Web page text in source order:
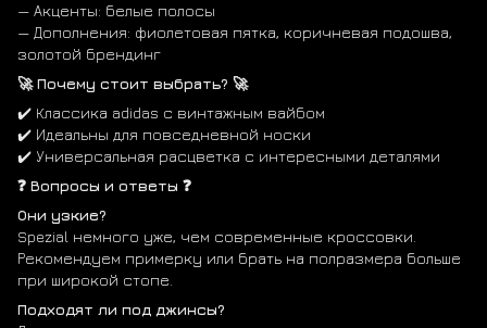
— Акценты: белые полосы
— Дополнения: фиолетовая пятка, коричневая подошва,
золотой брендинг
🚀 Почему стоит выбрать? 🚀
✔️ Классика adidas с винтажным вайбом
✔️ Идеальны для повседневной носки
✔️ Универсальная расцветка с интересными деталями
❓ Вопросы и ответы ❓
Они узкие?
Spezial немного уже, чем современные кроссовки.
Рекомендуем примерку или брать на полразмера больше
при широкой стопе.
Подходят ли под джинсы?